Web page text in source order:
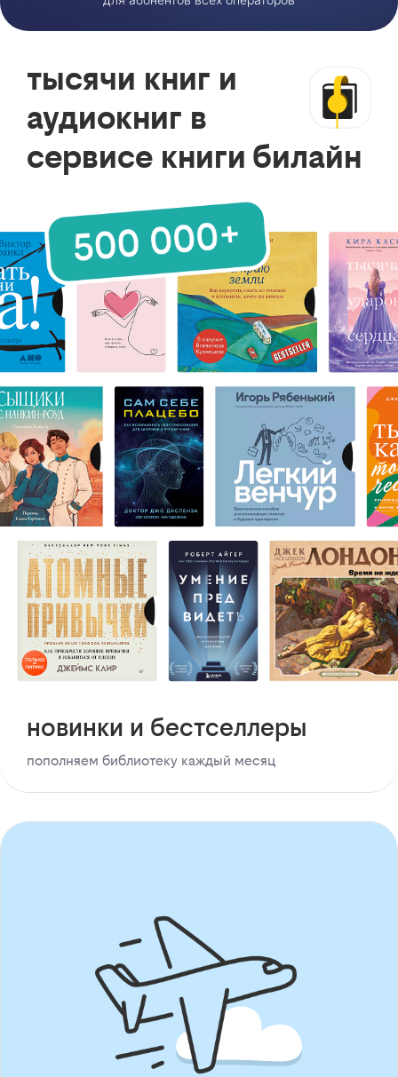
тысячи книг и
аудиокниг в
сервисе книги билайн
новинки и бестселлеры
пополняем библиотеку каждый месяц